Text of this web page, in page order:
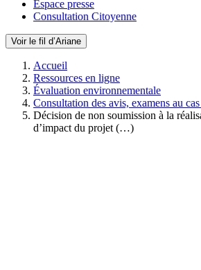
Espace presse
Consultation Citoyenne
Voir le fil d’Ariane
Accueil
Ressources en ligne
Évaluation environnementale
Consultation des avis, examens au
Décision de non soumission à la
d’impact du projet (…)